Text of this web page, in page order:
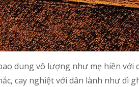
dung vô lượng như mẹ hiền với
cay nghiệt với dân lành như dì